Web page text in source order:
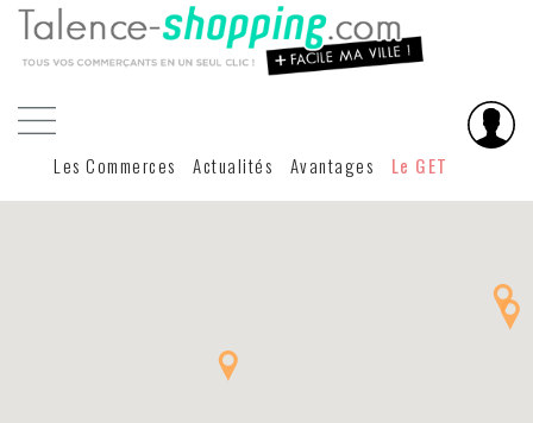
Les Commerces Actualités Avantages Le GET